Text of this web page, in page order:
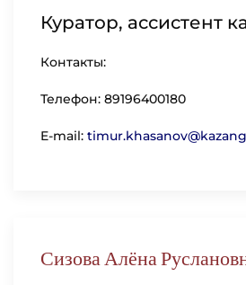
Куратор, ассистент
Контакты:
Телефон: 89196400180
E-mail:
Сизова Алёна